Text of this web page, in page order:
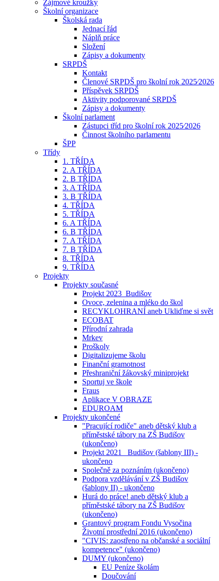
Zájmové kroužky
Školní organizace
Školská rada
Jednací řád
Náplň práce
Složení
Zápisy a dokumenty
SRPDŠ
Kontakt
Členové SRPDŠ pro školní rok 2025⁄2026
Příspěvek SRPDŠ
Aktivity podporované SRPDŠ
Zápisy a dokumenty
Školní parlament
Zástupci tříd pro školní rok 2025⁄2026
Činnost školního parlamentu
ŠPP
Třídy
1. TŘÍDA
2. A TŘÍDA
2. B TŘÍDA
3. A TŘÍDA
3. B TŘÍDA
4. TŘÍDA
5. TŘÍDA
6. A TŘÍDA
6. B TŘÍDA
7. A TŘÍDA
7. B TŘÍDA
8. TŘÍDA
9. TŘÍDA
Projekty
Projekty současné
Projekt 2023_Budišov
Ovoce, zelenina a mléko do škol
RECYKLOHRANÍ aneb Ukliďme si svět
ECOBAT
Přírodní zahrada
Mrkev
Proškoly
Digitalizujeme školu
Finanční gramotnost
Přeshraniční žákovský miniprojekt
Sportuj ve škole
Fraus
Aplikace V OBRAZE
EDUROAM
Projekty ukončené
"Pracující rodiče" aneb dětský klub a
příměstské tábory na ZŠ Budišov
(ukončeno)
Projekt 2021_ Budišov (šablony III) -
ukončeno
Společně za poznáním (ukončeno)
Podpora vzdělávání v ZŠ Budišov
(šablony II) - ukončeno
Hurá do práce! aneb dětský klub a
příměstské tábory na ZŠ Budišov
(ukončeno)
Grantový program Fondu Vysočina
Životní prostřední 2016 (ukončeno)
"CIVIS: zaostřeno na občanské a sociální
kompetence" (ukončeno)
DUMY (ukončeno)
EU Peníze školám
Doučování